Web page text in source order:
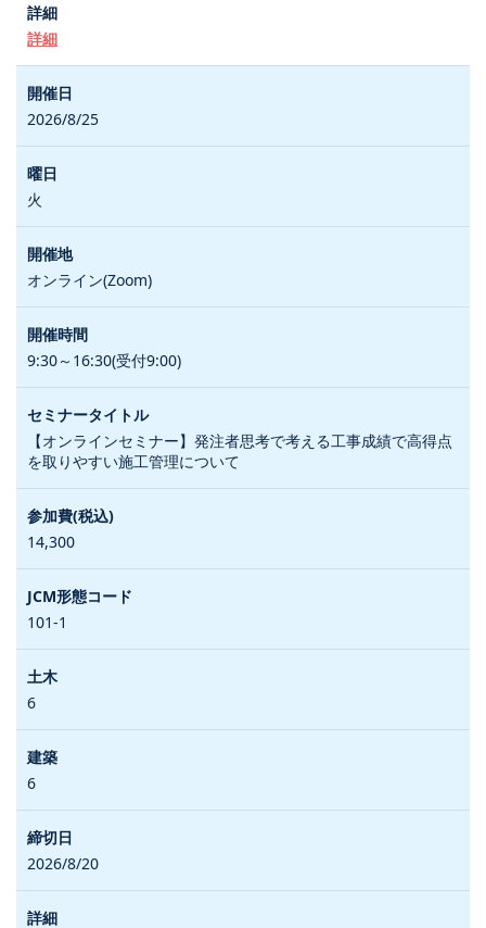
詳細
2026/8/25
火
オンライン(Zoom)
9:30～16:30(受付9:00)
【オンラインセミナー】発注者思考で考える工事成績で高得点
を取りやすい施工管理について
14,300
101-1
6
6
2026/8/20